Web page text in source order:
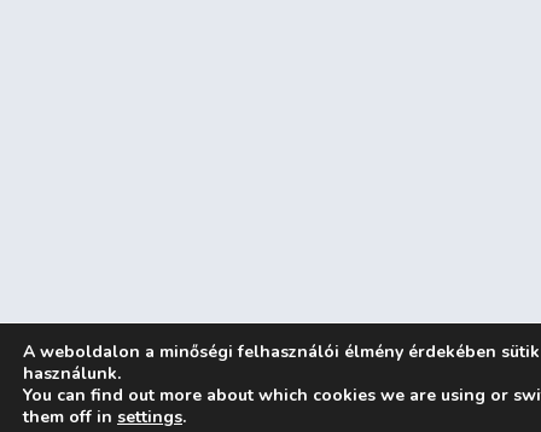
A weboldalon a minőségi felhasználói élmény érdekében
használunk.
You can find out more about which cookies we are using or
them off in settings.